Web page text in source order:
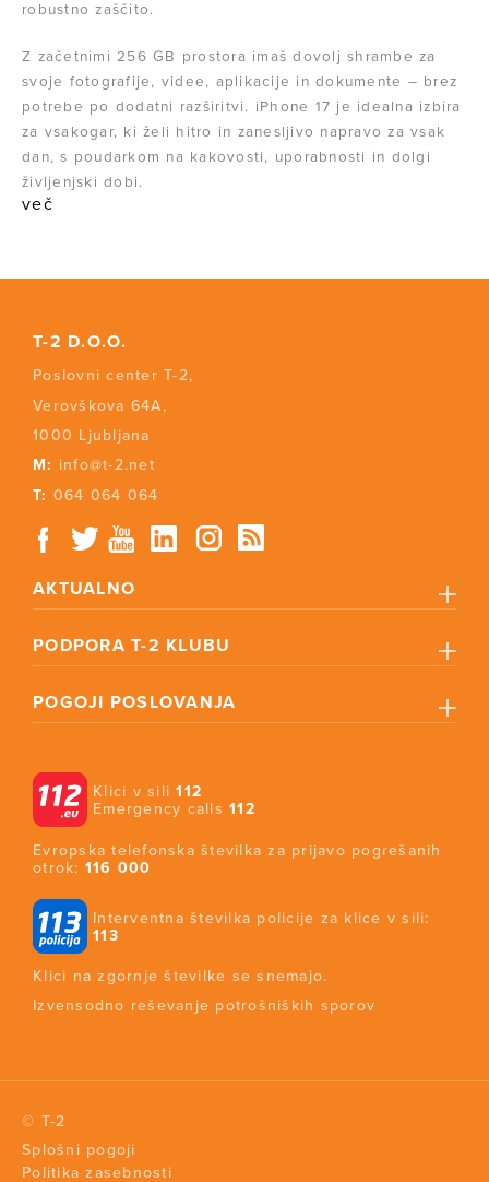
robustno zaščito.
Z začetnimi 256 GB prostora imaš dovolj shrambe za
svoje fotografije, videe, aplikacije in dokumente – brez
potrebe po dodatni razširitvi. iPhone 17 je idealna izbira
za vsakogar, ki želi hitro in zanesljivo napravo za vsak
dan, s poudarkom na kakovosti, uporabnosti in dolgi
življenjski dobi.
več
T-2 D.O.O.
Poslovni center T-2,
Verovškova 64A,
1000 Ljubljana
M: info@t-2.net
T: 064 064 064
AKTUALNO
PODPORA T-2 KLUBU
POGOJI POSLOVANJA
Klici v sili112
Emergency calls112
Evropska telefonska številka za prijavo pogrešanih
otrok: 116 000
Interventna številka policije za klice v sili:
113
Klici na zgornje številke se snemajo.
Izvensodno reševanje potrošniških sporov
© T-2
Splošni pogoji
Politika zasebnosti